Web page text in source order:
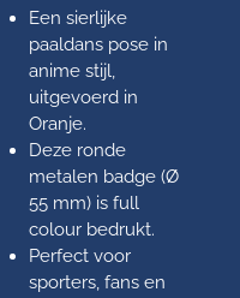
Een sierlijke
paaldans pose in
anime stijl,
uitgevoerd in
Oranje.
Deze ronde
metalen badge (Ø
55 mm) is full
colour bedrukt.
Perfect voor
sporters, fans en